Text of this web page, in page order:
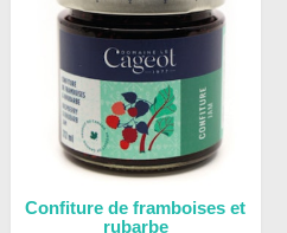
Confiture de framboises et
rubarbe